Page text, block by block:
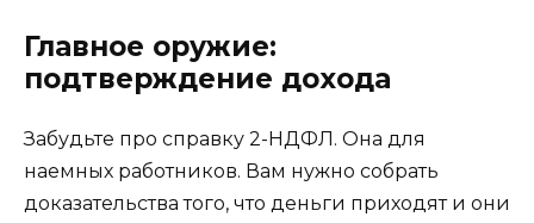
Главное оружие:
подтверждение дохода
Забудьте про справку 2-НДФЛ. Она для
наемных работников. Вам нужно собрать
доказательства того, что деньги приходят и они